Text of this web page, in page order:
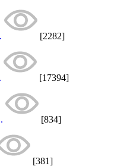
[2282]
[17394]
[834]
[381]